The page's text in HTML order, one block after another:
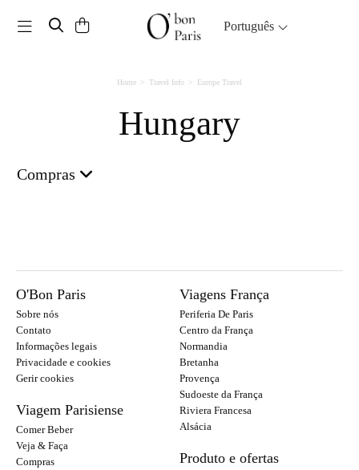
Toggle navigation Português
Home Travel Info Europe Travel
Hungary
Compras
O'Bon Paris
Sobre nós
Contato
Informações legais
Privacidade e cookies
Gerir cookies
Viagem Parisiense
Comer Beber
Veja & Faça
Compras
Viagens França
Periferia De Paris
Centro da França
Normandia
Bretanha
Provença
Sudoeste da França
Riviera Francesa
Alsácia
Produto e ofertas